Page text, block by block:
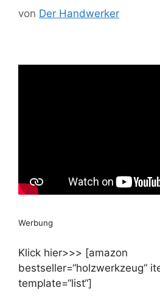
von Der Handwerker
Werbung
Klick hier>>> [amazon
bestseller=“holzwerkzeug“
template=“list“]